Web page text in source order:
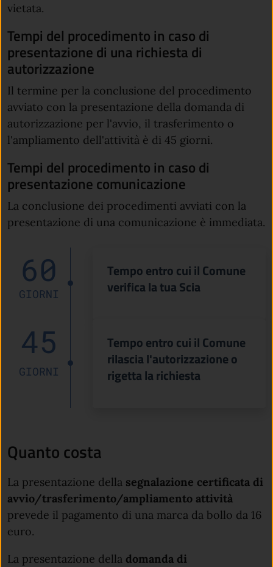
vietata.
Tempi del procedimento in caso di
presentazione di una richiesta di
autorizzazione
Il termine per la conclusione del procedimento
avviato con la presentazione della domanda di
autorizzazione per l'avvio, il trasferimento o
l'ampliamento dell'attività è di 45 giorni.
Tempi del procedimento in caso di
presentazione comunicazione
La conclusione dei procedimenti avviati con la
presentazione di una comunicazione è immediata.
60
GIORNI
Tempo entro cui il Comune
verifica la tua Scia
45
GIORNI
Tempo entro cui il Comune
rilascia l'autorizzazione o
rigetta la richiesta
Quanto costa
La presentazione della segnalazione certificata di
avvio/trasferimento/ampliamento attività
prevede il pagamento di una marca da bollo da 16
euro.
La presentazione della domanda di